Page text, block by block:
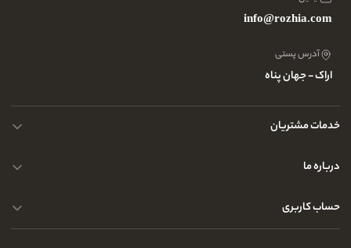
info@rozhia.com
آدرس پستی
اراک - جهان پناه
خدمات مشتریان
حریم خصوصی کاربران
تماس با ما
درباره ما
سوالات متداول
آدرس فروشگاه
حساب کاربری